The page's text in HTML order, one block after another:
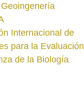
Internacional de
para la Evaluación
de la Biología